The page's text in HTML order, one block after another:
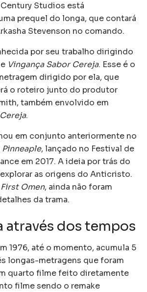
Studios está
prequel do longa, que contará
Stevenson no comando.
por seu trabalho dirigindo
Vingança Sabor Cereja. Esse é o
dirigido por ela, que
o roteiro junto do produtor
também envolvido em
.
em conjunto anteriormente no
Pinneaple, lançado no Festival de
em 2017. A ideia por trás do
as origens do Anticristo.
First Omen, ainda não foram
da trama.
através dos tempos
1976, até o momento, acumula 5
longas-metragens que foram
quarto filme feito diretamente
filme sendo o remake